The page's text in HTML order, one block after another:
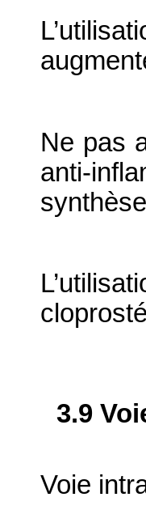
Ne pas
anti-
3.9
Voie